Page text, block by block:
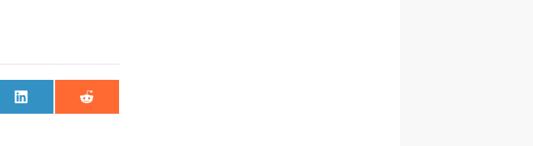
Compartir
en
Compartir
en